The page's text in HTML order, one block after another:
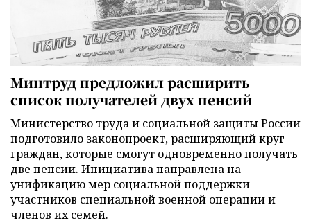
Минтруд предложил расширить
список получателей двух пенсий
Министерство труда и социальной защиты России
подготовило законопроект, расширяющий круг
граждан, которые смогут одновременно получать
две пенсии. Инициатива направлена на
унификацию мер социальной поддержки
участников специальной военной операции и
членов их семей.